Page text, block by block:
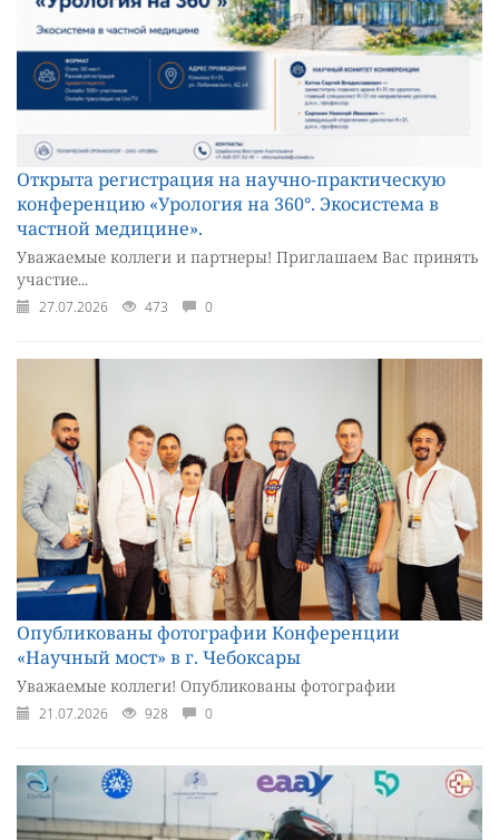
Открыта регистрация на научно-практическую
конференцию «Урология на 360°. Экосистема в
частной медицине».
Уважаемые коллеги и партнеры! Приглашаем Вас принять
участие...
27.07.2026 473 0
Опубликованы фотографии Конференции
«Научный мост» в г. Чебоксары
Уважаемые коллеги! Опубликованы фотографии
21.07.2026 928 0